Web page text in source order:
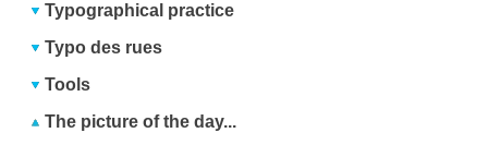
Typographical practice
Typo des rues
Tools
The picture of the day...